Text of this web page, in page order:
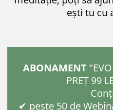
ești tu cu
ABONAMENT
PREȚ 99
✔ peste 50 de